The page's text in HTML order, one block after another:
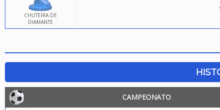
CHUTEIRA DE
DIAMANTE
CAMPEONATO